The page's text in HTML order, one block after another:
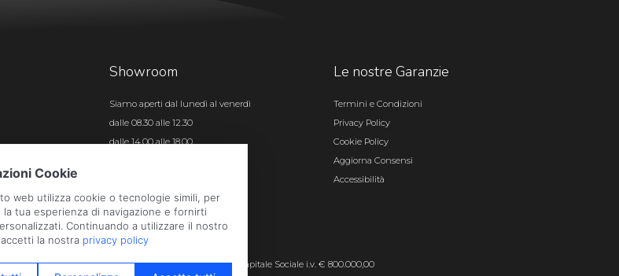
Showroom
Siamo aperti dal lunedì al venerdì
dalle 08.30 alle 12.30
dalle 14.00 alle 18.00
Le nostre Garanzie
Termini e Condizioni
Privacy Policy
Cookie Policy
Aggiorna Consensi
Accessibilità
· Iscr. registro imprese di Bergamo n. 01496180165 · Capitale Sociale i.v. € 800.000,00